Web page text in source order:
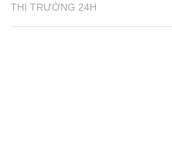
THỊ TRƯỜNG 24H